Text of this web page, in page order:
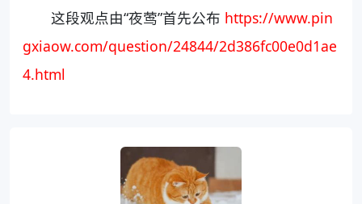
这段观点由“夜莺”首先公布 https://www.pin
gxiaow.com/question/24844/2d386fc00e0d1ae
4.html